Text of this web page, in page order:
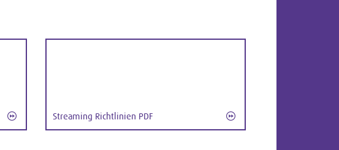
Streaming Richtlinien PDF